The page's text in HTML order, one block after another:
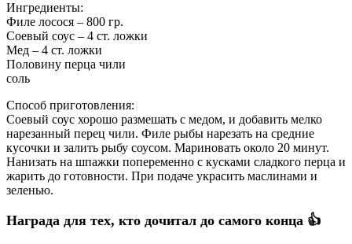
Ингредиенты:
Филе лосося – 800 гр.
Соевый соус – 4 ст. ложки
Мед – 4 ст. ложки
Половину перца чили
соль
Способ приготовления:
Соевый соус хорошо размешать с медом, и добавить мелко
нарезанный перец чили. Филе рыбы нарезать на средние
кусочки и залить рыбу соусом. Мариновать около 20 минут.
Нанизать на шпажки попеременно с кусками сладкого перца и
жарить до готовности. При подаче украсить маслинами и
зеленью.
Награда для тех, кто дочитал до самого конца 👍